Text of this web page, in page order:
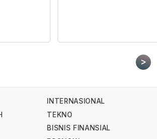
>
INTERNASIONAL
TEKNO
BISNIS FINANSIAL